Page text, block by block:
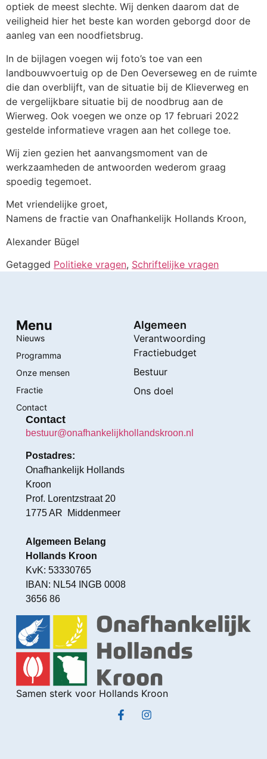
optiek de meest slechte. Wij denken daarom dat de
veiligheid hier het beste kan worden geborgd door de
aanleg van een noodfietsbrug.
In de bijlagen voegen wij foto’s toe van een
landbouwvoertuig op de Den Oeverseweg en de ruimte
die dan overblijft, van de situatie bij de Klieverweg en
de vergelijkbare situatie bij de noodbrug aan de
Wierweg. Ook voegen we onze op 17 februari 2022
gestelde informatieve vragen aan het college toe.
Wij zien gezien het aanvangsmoment van de
werkzaamheden de antwoorden wederom graag
spoedig tegemoet.
Met vriendelijke groet,
Namens de fractie van Onafhankelijk Hollands Kroon,
Alexander Bügel
Getagged Politieke vragen, Schriftelijke vragen
Samen sterk voor Hollands Kroon
Menu
Nieuws
Programma
Onze mensen
Fractie
Contact
Algemeen
Verantwoording
Fractiebudget
Bestuur
Ons doel
Contact
bestuur@onafhankelijkhollandskroon.nl
Postadres:
Onafhankelijk Hollands
Kroon
Prof. Lorentzstraat 20
1775 AR Middenmeer
Algemeen Belang
Hollands Kroon
KvK: 53330765
IBAN: NL54 INGB 0008
3656 86